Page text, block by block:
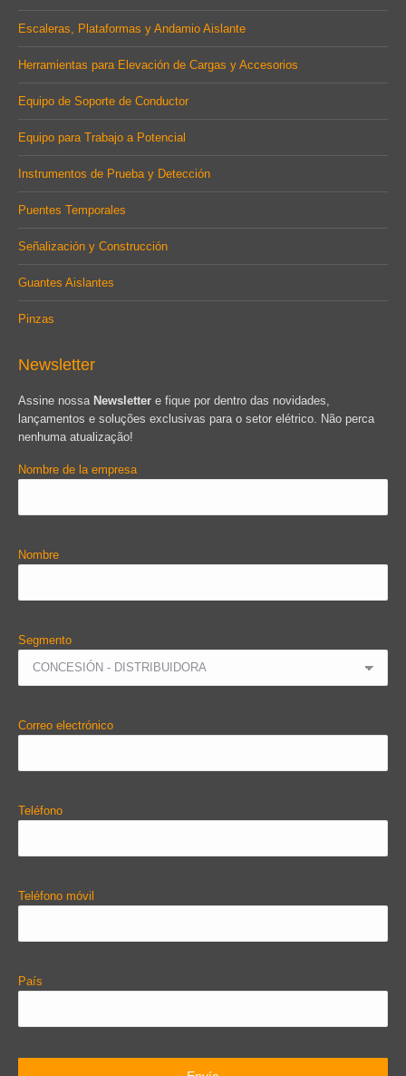
Escaleras, Plataformas y Andamio Aislante
Herramientas para Elevación de Cargas y Accesorios
Equipo de Soporte de Conductor
Equipo para Trabajo a Potencial
Instrumentos de Prueba y Detección
Puentes Temporales
Señalización y Construcción
Guantes Aislantes
Pinzas
Newsletter
Assine nossa Newsletter e fique por dentro das novidades,
lançamentos e soluções exclusivas para o setor elétrico. Não perca
nenhuma atualização!
Nombre de la empresa
Nombre
Segmento
Correo electrónico
Teléfono
Teléfono móvil
País